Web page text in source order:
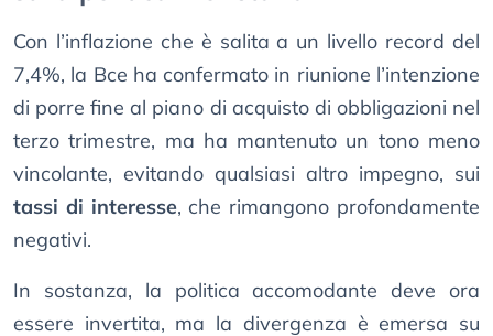
Con l’inflazione che è salita a un livello record del
7,4%, la Bce ha confermato in riunione l’intenzione
di porre fine al piano di acquisto di obbligazioni nel
terzo trimestre, ma ha mantenuto un tono meno
vincolante, evitando qualsiasi altro impegno, sui
tassi di interesse, che rimangono profondamente
negativi.
In sostanza, la politica accomodante deve ora
essere invertita, ma la divergenza è emersa su